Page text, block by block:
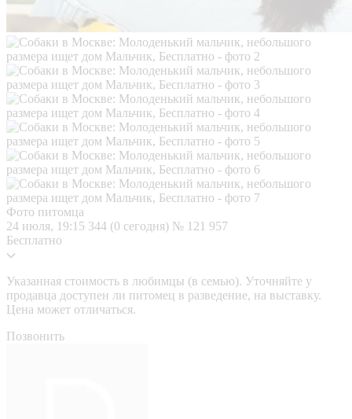
Фото питомца
24 июля, 19:15 344 (0 сегодня) № 121 957
Бесплатно
Указанная стоимость в любимцы (в семью). Уточняйте у
продавца доступен ли питомец в разведение, на выставку.
Цена может отличаться.
Позвонить